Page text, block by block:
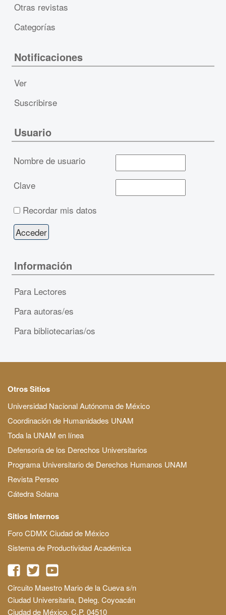
Otras revistas
Categorías
Notificaciones
Ver
Suscribirse
Usuario
Nombre de usuario
Clave
Recordar mis datos
Información
Para Lectores
Para autoras/es
Para bibliotecarias/os
Otros Sitios
Universidad Nacional Autónoma de México
Coordinación de Humanidades UNAM
Toda la UNAM en línea
Defensoría de los Derechos Universitarios
Programa Universitario de Derechos Humanos UNAM
Revista Perseo
Cátedra Solana
Sitios Internos
Foro CDMX Ciudad de México
Sistema de Productividad Académica
Circuito Maestro Mario de la Cueva s/n
Ciudad Universitaria, Deleg. Coyoacán
Ciudad de México, C.P. 04510